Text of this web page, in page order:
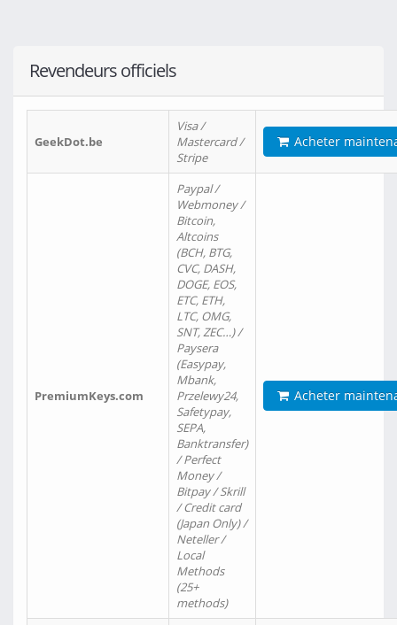
Revendeurs officiels
GeekDot.be
Visa /
Mastercard /
Stripe
Acheter
PremiumKeys.com
Paypal /
Webmoney /
Bitcoin,
Altcoins
(BCH, BTG,
CVC, DASH,
DOGE, EOS,
ETC, ETH,
LTC, OMG,
SNT, ZEC…) /
Paysera
(Easypay,
Mbank,
Przelewy24,
Safetypay,
SEPA,
Banktransfer)
/ Perfect
Money /
Bitpay / Skrill
/ Credit card
(Japan Only) /
Neteller /
Local
Methods
(25+
methods)
Acheter